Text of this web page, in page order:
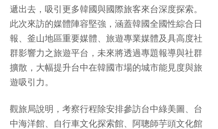
遞出去，吸引更多韓國與國際旅客來台深度探索。
此次來訪的媒體陣容堅強，涵蓋韓國全國性綜合日
報、釜山地區重要媒體、旅遊專業媒體及具高度社
群影響力之旅遊平台，未來將透過專題報導與社群
擴散，大幅提升台中在韓國市場的城市能見度與旅
遊吸引力。
觀旅局說明，考察行程除安排參訪台中綠美圖、台
中海洋館、自行車文化探索館、阿聰師芋頭文化館